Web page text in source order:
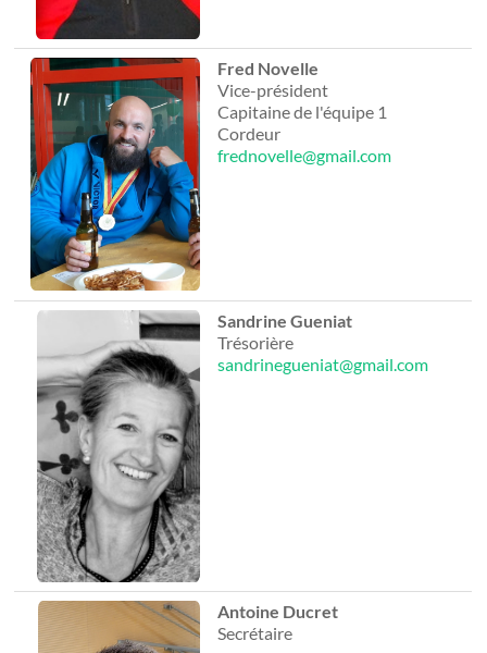
Fred Novelle
Vice-président
Capitaine de l'équipe 1
Cordeur
frednovelle@gmail.com
Sandrine Gueniat
Trésorière
sandrinegueniat@gmail.com
Antoine Ducret
Secrétaire